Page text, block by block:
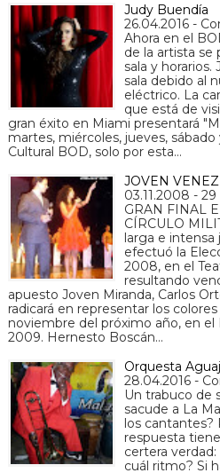
Judy Buendía
26.04.2016 -
Ahora en el
de la artista se
sala y
sala debido al
eléctrico. La
que está de
gran éxito en Miami presentará
martes, miércoles, jueves,
Cultural BOD, solo por esta…
JOVEN
03.11.2008 -
GRAN FINAL
CÍRCULO
larga e
efectuó la
2008, en el
resultando
apuesto Joven Miranda, Carlos
radicará en representar los
noviembre del próximo año, en
2009. Hernesto Boscán…
Orquesta
28.04.2016 -
Un trabuco de
sacude a La
los cantantes?
respuesta
certera
cuál ritmo? Si